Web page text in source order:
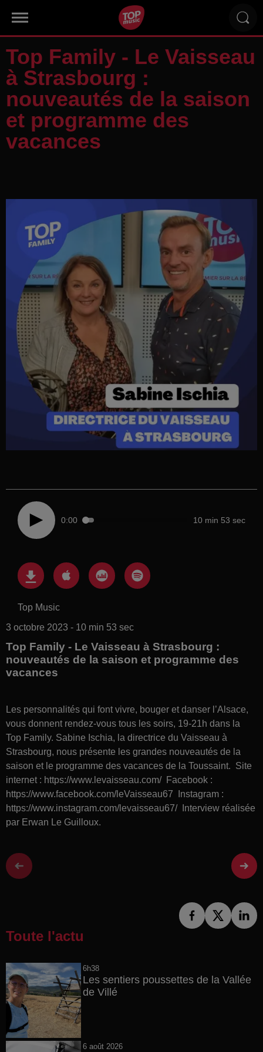
Top Family - Le Vaisseau
à Strasbourg :
nouveautés de la saison
et programme des
vacances
0:00 10 min 53 sec
Top Music
3 octobre 2023 - 10 min 53 sec
Top Family - Le Vaisseau à Strasbourg :
nouveautés de la saison et programme des
vacances
Les personnalités qui font vivre, bouger et danser l’Alsace,
vous donnent rendez-vous tous les soirs, 19-21h dans la
Top Family. Sabine Ischia, la directrice du Vaisseau à
Strasbourg, nous présente les grandes nouveautés de la
saison et le programme des vacances de la Toussaint. Site
internet : https://www.levaisseau.com/ Facebook :
https://www.facebook.com/leVaisseau67 Instagram :
https://www.instagram.com/levaisseau67/ Interview réalisée
par Erwan Le Guilloux.
Toute l'actu
6h38
Les sentiers poussettes de la Vallée
de Villé
6 août 2026